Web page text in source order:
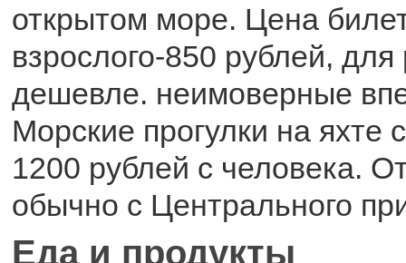
открытом море. Цена
взрослого-850 рублей,
дешевле. неимоверные
Морские прогулки на яхте
1200 рублей с человека.
обычно с Центрального
Еда и продукты